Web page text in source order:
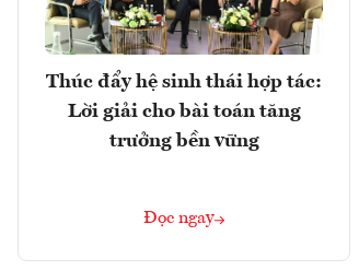
Thúc đẩy hệ sinh thái hợp tác:
Lời giải cho bài toán tăng
trưởng bền vững
Đọc ngay